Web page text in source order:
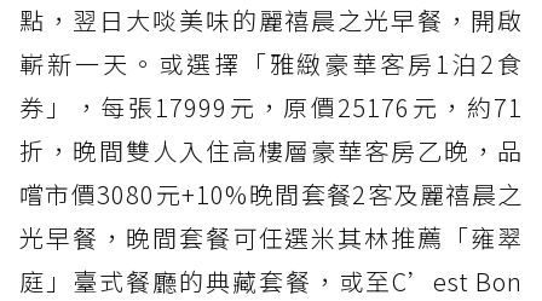
點，翌日大啖美味的麗禧晨之光早餐，開啟
嶄新一天。或選擇「雅緻豪華客房1泊2食
券」，每張17999元，原價25176元，約71
折，晚間雙人入住高樓層豪華客房乙晚，品
嚐市價3080元+10%晚間套餐2客及麗禧晨之
光早餐，晚間套餐可任選米其林推薦「雍翠
庭」臺式餐廳的典藏套餐，或至C’est Bon